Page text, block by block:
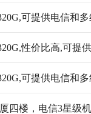
可提供电信和
性价比高,可提
可提供电信和
四楼，电信3星级